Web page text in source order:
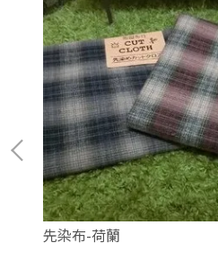
先染布-荷蘭